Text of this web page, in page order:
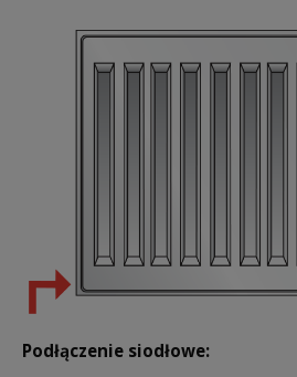
Podłączenie siodłowe: